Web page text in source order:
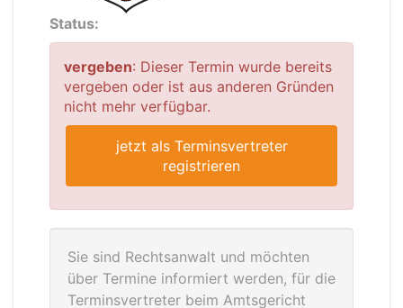
Status:
vergeben: Dieser Termin wurde bereits
vergeben oder ist aus anderen Gründen
nicht mehr verfügbar.
jetzt als Terminsvertreter
registrieren
Sie sind Rechtsanwalt und möchten
über Termine informiert werden, für die
Terminsvertreter beim Amtsgericht